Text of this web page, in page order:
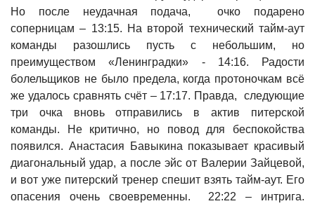
Но после неудачная подача, очко подарено
соперницам – 13:15. На второй технический тайм-аут
команды разошлись пусть с небольшим, но
преимуществом «Ленинградки» - 14:16. Радости
болельщиков не было предела, когда протоночкам всё
же удалось сравнять счёт – 17:17. Правда, следующие
три очка вновь отправились в актив питерской
команды. Не критично, но повод для беспокойства
появился. Анастасия Бавыкина показывает красивый
диагональный удар, а после эйс от Валерии Зайцевой,
и вот уже питерский тренер спешит взять тайм-аут. Его
опасения очень своевременны. 22:22 – интрига.